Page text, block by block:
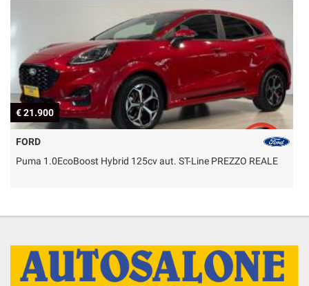
€ 21.900
FORD
Puma 1.0EcoBoost Hybrid 125cv aut. ST-Line PREZZO REALE